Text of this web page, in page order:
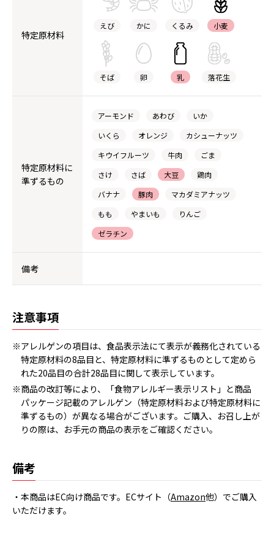
特定原材料
えび かに くるみ 小麦
そば 卵 乳 落花生
特定原材料に
準ずるもの
アーモンド あわび
いか
いくら
オレンジ
カシューナッツ
キウイフルーツ
牛肉
ごま
さけ
さば 大豆
鶏肉
バナナ
豚肉
マカダミアナッツ
もも
やまいも
りんご
ゼラチン
備考
注意事項
※アレルゲンの項目は、食品表示法にて表示が義務化されている
特定原材料の8品目と、特定原材料に準ずるものとして定めら
れた20品目の合計28品目に関して表示しています。
※商品の改訂等により、「食物アレルギー表示リスト」と商品
パッケージ記載のアレルゲン（特定原材料および特定原材料に
準ずるもの）が異なる場合がございます。ご購入、お召し上が
りの際は、お手元の商品の表示をご確認ください。
備考
・本商品はEC向け商品です。ECサイト（Amazon他）でご購入
いただけます。